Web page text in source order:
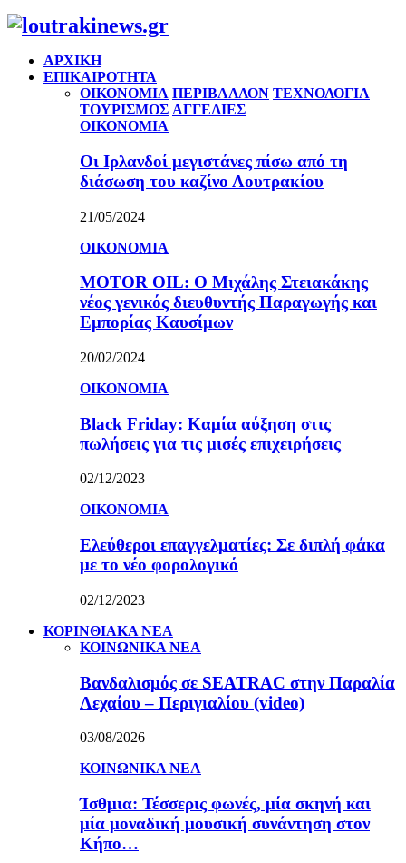
Facebook
Twitter
Instagram
Pinterest
Youtube
ΑΡΧΙΚΗ
ΕΠΙΚΑΙΡΟΤΗΤΑ
ΟΙΚΟΝΟΜΙΑ ΠΕΡΙΒΑΛΛΟΝ ΤΕΧΝΟΛΟΓΙΑ
ΤΟΥΡΙΣΜΟΣ ΑΓΓΕΛΙΕΣ
ΟΙΚΟΝΟΜΙΑ
Οι Ιρλανδοί μεγιστάνες πίσω από τη
διάσωση του καζίνο Λουτρακίου
21/05/2024
ΟΙΚΟΝΟΜΙΑ
MOTOR OIL: Ο Μιχάλης Στειακάκης
νέος γενικός διευθυντής Παραγωγής και
Εμπορίας Καυσίμων
20/02/2024
ΟΙΚΟΝΟΜΙΑ
Black Friday: Καμία αύξηση στις
πωλήσεις για τις μισές επιχειρήσεις
02/12/2023
ΟΙΚΟΝΟΜΙΑ
Ελεύθεροι επαγγελματίες: Σε διπλή φάκα
με το νέο φορολογικό
02/12/2023
ΚΟΡΙΝΘΙΑΚΑ ΝΕΑ
ΚΟΙΝΩΝΙΚΑ ΝΕΑ
Βανδαλισμός σε SEATRAC στην Παραλία
Λεχαίου – Περιγιαλίου (video)
03/08/2026
ΚΟΙΝΩΝΙΚΑ ΝΕΑ
Ίσθμια: Τέσσερις φωνές, μία σκηνή και
μία μοναδική μουσική συνάντηση στον
Κήπο…